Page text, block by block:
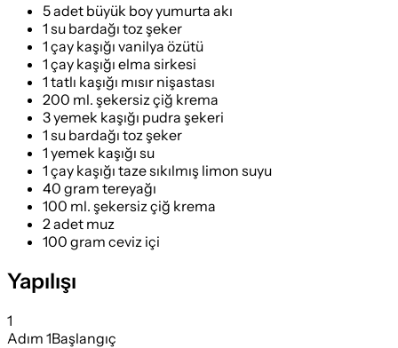
5 adet büyük boy yumurta akı
1 su bardağı toz şeker
1 çay kaşığı vanilya özütü
1 çay kaşığı elma sirkesi
1 tatlı kaşığı mısır nişastası
200 ml. şekersiz çiğ krema
3 yemek kaşığı pudra şekeri
1 su bardağı toz şeker
1 yemek kaşığı su
1 çay kaşığı taze sıkılmış limon suyu
40 gram tereyağı
100 ml. şekersiz çiğ krema
2 adet muz
100 gram ceviz içi
Yapılışı
1
Adım 1Başlangıç